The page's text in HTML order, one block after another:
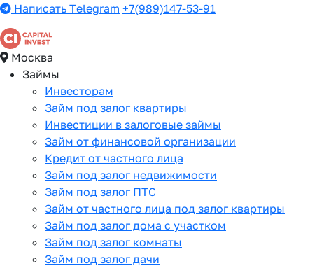
Написать Telegram +7(989)147-53-91
Москва
Займы
Инвесторам
Займ под залог квартиры
Инвестиции в залоговые займы
Займ от финансовой организации
Кредит от частного лица
Займ под залог недвижимости
Займ под залог ПТС
Займ от частного лица под залог квартиры
Займ под залог дома с участком
Займ под залог комнаты
Займ под залог дачи